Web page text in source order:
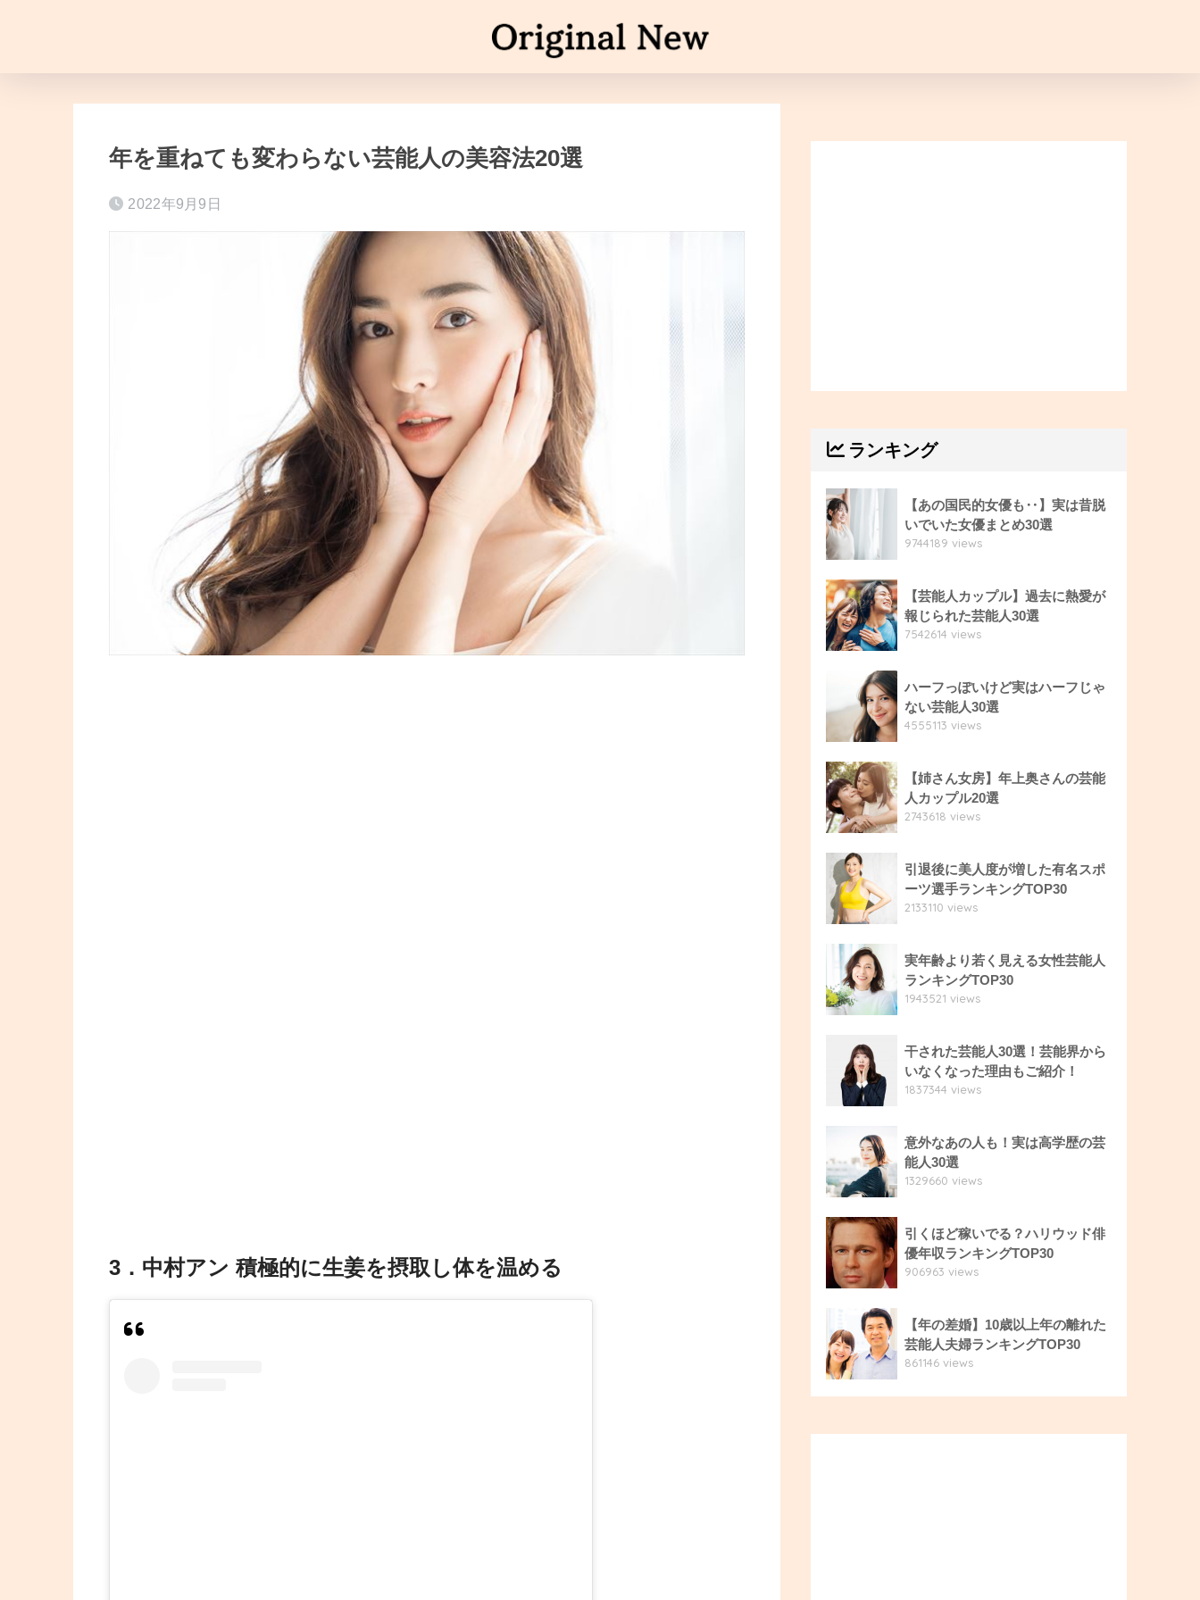
年を重ねても変わらない芸能人の美容法20選
2022年9月9日
3．中村アン 積極的に生姜を摂取し体を温める
ランキング
【あの国民的女優も‥】実は昔脱
いでいた女優まとめ30選
9744189 views
【芸能人カップル】過去に熱愛が
報じられた芸能人30選
7542614 views
ハーフっぽいけど実はハーフじゃ
ない芸能人30選
4555113 views
【姉さん女房】年上奥さんの芸能
人カップル20選
2743618 views
引退後に美人度が増した有名スポ
ーツ選手ランキングTOP30
2133110 views
実年齢より若く見える女性芸能人
ランキングTOP30
1943521 views
干された芸能人30選！芸能界から
いなくなった理由もご紹介！
1837344 views
意外なあの人も！実は高学歴の芸
能人30選
1329660 views
引くほど稼いでる？ハリウッド俳
優年収ランキングTOP30
906963 views
【年の差婚】10歳以上年の離れた
芸能人夫婦ランキングTOP30
861146 views